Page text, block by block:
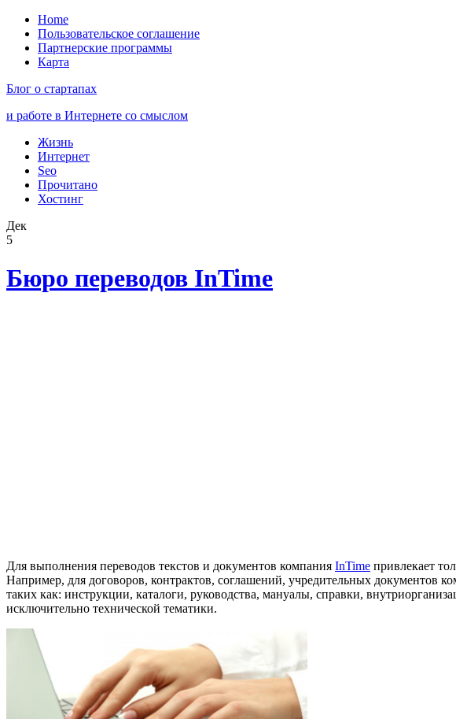
Home
Пользовательское соглашение
Партнерские программы
Карта
Блог о стартапах
и работе в Интернете со смыслом
Жизнь
Интернет
Seo
Прочитано
Хостинг
Дек
5
Бюро переводов InTime
Для выполнения переводов текстов и документов компания InTime привлекает
Например, для договоров, контрактов, соглашений, учредительных документов
таких как: инструкции, каталоги, руководства, мануалы, справки,
исключительно технической тематики.